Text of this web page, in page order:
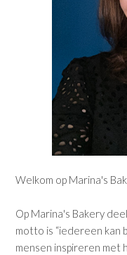
Welkom op Marina's
Op Marina's Bakery
motto is “iedereen kan
mensen inspireren met